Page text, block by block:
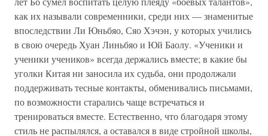
как их называли современники, среди них — знаменитые
впоследствии Ли Юньбяо, Сяо Хэчэн, у которых учились
в свою очередь Хуан Линьбяо и Юй Баолу. «Ученики и
ученики учеников» всегда держались вместе; в какие бы
уголки Китая ни заносила их судьба, они продолжали
поддерживать тесные контакты, обменивались письмами,
по возможности старались чаще встречаться и
тренироваться вместе. Естественно, что благодаря этому
стиль не распылялся, а оставался в виде стройной школы,